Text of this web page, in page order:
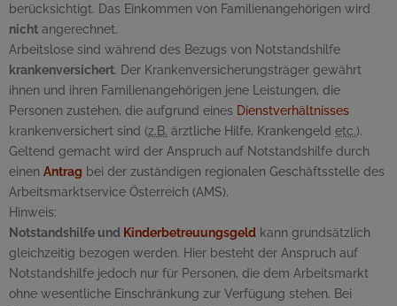
berücksichtigt. Das Einkommen von Familienangehörigen wird
nicht angerechnet.
Arbeitslose sind während des Bezugs von Notstandshilfe
krankenversichert. Der Krankenversicherungsträger gewährt
ihnen und ihren Familienangehörigen jene Leistungen, die
Personen zustehen, die aufgrund eines Dienstverhältnisses
krankenversichert sind (z.B. ärztliche Hilfe, Krankengeld etc.).
Geltend gemacht wird der Anspruch auf Notstandshilfe durch
einen Antrag bei der zuständigen regionalen Geschäftsstelle des
Arbeitsmarktservice Österreich (AMS).
Hinweis:
Notstandshilfe und Kinderbetreuungsgeld kann grundsätzlich
gleichzeitig bezogen werden. Hier besteht der Anspruch auf
Notstandshilfe jedoch nur für Personen, die dem Arbeitsmarkt
ohne wesentliche Einschränkung zur Verfügung stehen. Bei